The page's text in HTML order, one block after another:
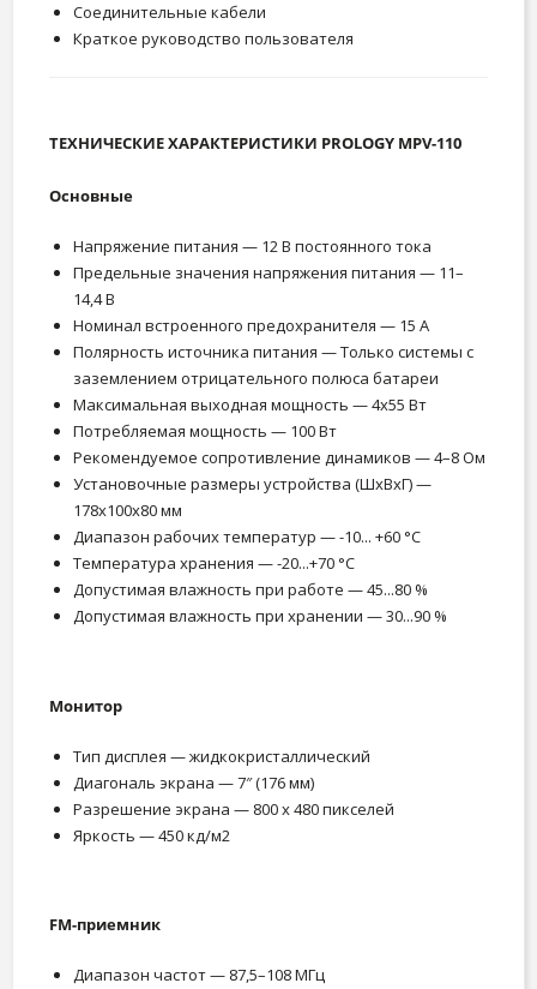
Соединительные кабели
Краткое руководство пользователя
ТЕХНИЧЕСКИЕ ХАРАКТЕРИСТИКИ PROLOGY MPV-110
Основные
Напряжение питания — 12 В постоянного тока
Предельные значения напряжения питания — 11–
14,4 В
Номинал встроенного предохранителя — 15 А
Полярность источника питания — Только системы с
заземлением отрицательного полюса батареи
Максимальная выходная мощность — 4x55 Вт
Потребляемая мощность — 100 Вт
Рекомендуемое сопротивление динамиков — 4–8 Ом
Установочные размеры устройства (ШxВxГ) —
178x100x80 мм
Диапазон рабочих температур — -10... +60 °С
Температура хранения — -20...+70 °С
Допустимая влажность при работе — 45...80 %
Допустимая влажность при хранении — 30...90 %
Монитор
Тип дисплея — жидкокристаллический
Диагональ экрана — 7″ (176 мм)
Разрешение экрана — 800 x 480 пикселей
Яркость — 450 кд/м2
FM-приемник
Диапазон частот — 87,5–108 МГц